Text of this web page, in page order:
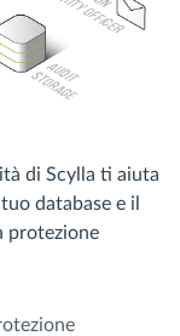
di Scylla ti aiuta
database e il
protezione